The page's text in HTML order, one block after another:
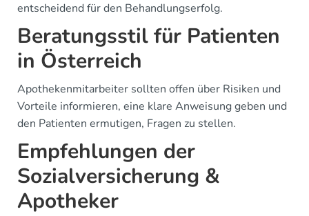
entscheidend für den Behandlungserfolg.
Beratungsstil für Patienten
in Österreich
Apothekenmitarbeiter sollten offen über Risiken und
Vorteile informieren, eine klare Anweisung geben und
den Patienten ermutigen, Fragen zu stellen.
Empfehlungen der
Sozialversicherung &
Apotheker